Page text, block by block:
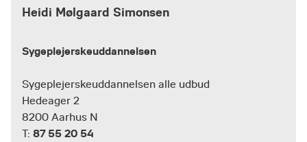
Heidi Mølgaard Simonsen
Sygeplejerskeuddannelsen
Sygeplejerskeuddannelsen alle udbud
Hedeager 2
8200 Aarhus N
T: 87 55 20 54